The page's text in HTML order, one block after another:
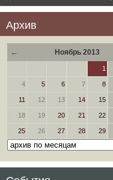
Архив
← Ноябрь 2013
1
4 5 6 7 8
11 12 13 14 15
18 19 20 21 22
25 26 27 28 29